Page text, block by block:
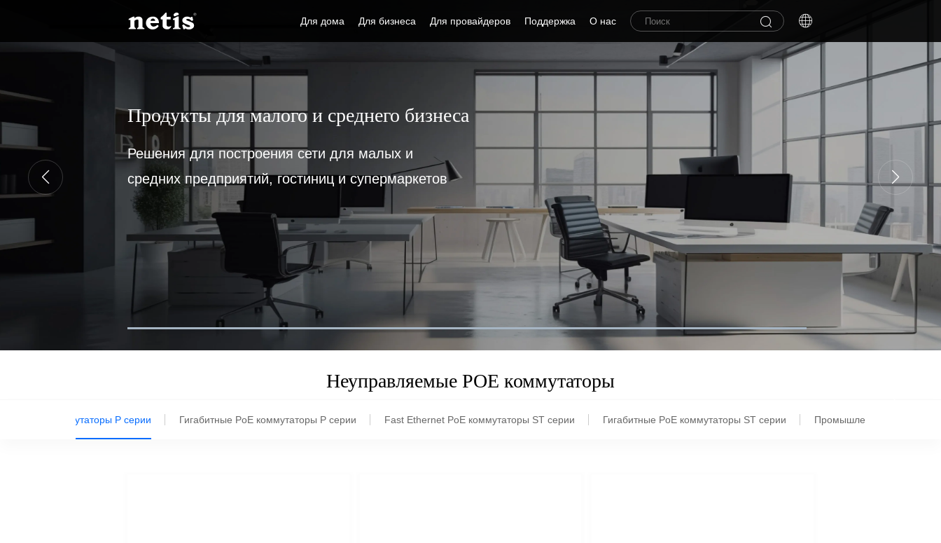
Для дома Для бизнеса Для провайдеров Поддержка О нас
Продукты для малого и среднего бизнеса
Решения для построения сети для малых и
средних предприятий, гостиниц и супермаркетов
Неуправляемые POE коммутаторы
PoE коммутаторы P серии Гигабитные PoE коммутаторы P серии Fast Ethernet PoE коммутаторы ST серии Гигабитные PoE коммутаторы ST серии Промышленные PoE